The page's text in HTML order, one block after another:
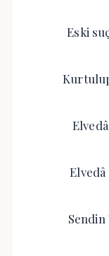
Eski
Sendin